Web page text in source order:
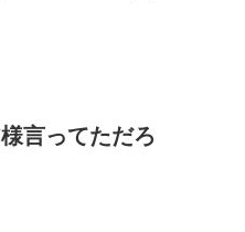
言ってただろ